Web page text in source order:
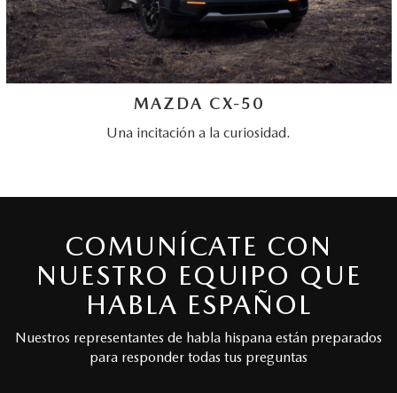
MAZDA CX-50
Una incitación a la curiosidad.
COMUNÍCATE CON
NUESTRO EQUIPO QUE
HABLA ESPAÑOL
Nuestros representantes de habla hispana están preparados
para responder todas tus preguntas